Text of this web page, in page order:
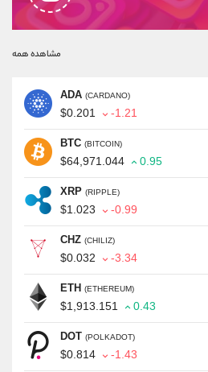
مشاهده همه
ADA (CARDANO)
$0.201 -1.21
BTC (BITCOIN)
$64,971.044 0.95
XRP (RIPPLE)
$1.023 -0.99
CHZ (CHILIZ)
$0.032 -3.34
ETH (ETHEREUM)
$1,913.151 0.43
DOT (POLKADOT)
$0.814 -1.43